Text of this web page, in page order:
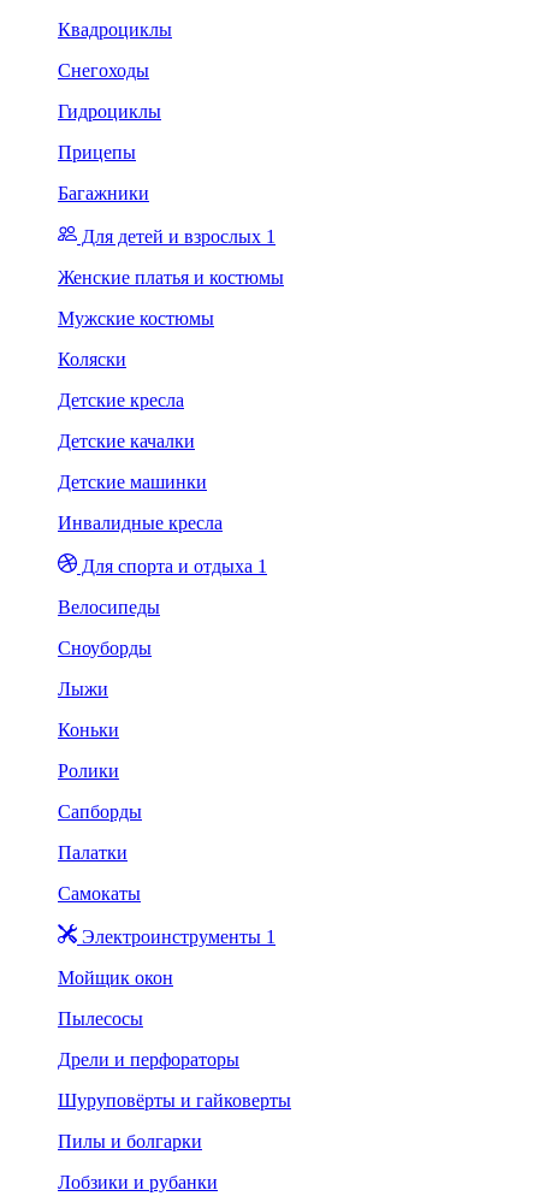
Квадроциклы
Снегоходы
Гидроциклы
Прицепы
Багажники
Для детей и взрослых 1
Женские платья и костюмы
Мужские костюмы
Коляски
Детские кресла
Детские качалки
Детские машинки
Инвалидные кресла
Для спорта и отдыха 1
Велосипеды
Сноуборды
Лыжи
Коньки
Ролики
Сапборды
Палатки
Самокаты
Электроинструменты 1
Мойщик окон
Пылесосы
Дрели и перфораторы
Шуруповёрты и гайковерты
Пилы и болгарки
Лобзики и рубанки